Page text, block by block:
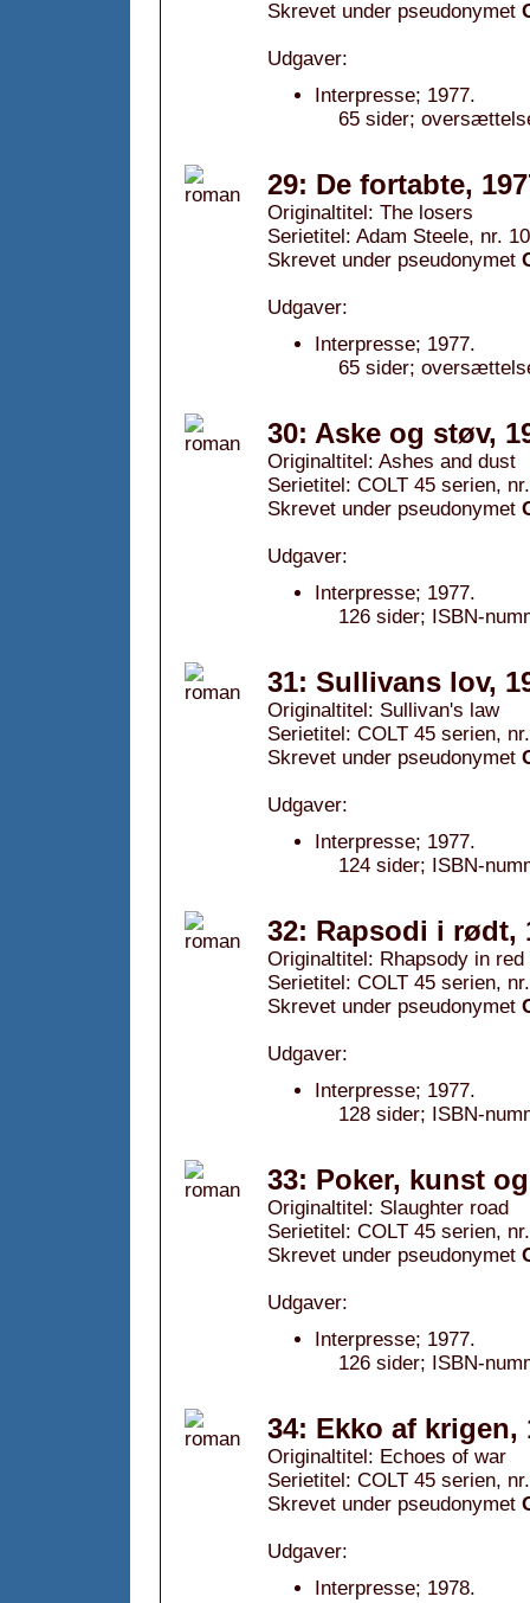
Skrevet under pseudonymet
Udgaver:
Interpresse; 1977.
65 sider;
29: De fortabte,
Originaltitel: The losers
Serietitel: Adam Steele, nr. 10
Skrevet under pseudonymet
Udgaver:
Interpresse; 1977.
65 sider;
30: Aske og støv,
Originaltitel: Ashes and dust
Serietitel: COLT 45 serien,
Skrevet under pseudonymet
Udgaver:
Interpresse; 1977.
126 sider; ISBN-
31: Sullivans lov,
Originaltitel: Sullivan's law
Serietitel: COLT 45 serien,
Skrevet under pseudonymet
Udgaver:
Interpresse; 1977.
124 sider; ISBN-
32: Rapsodi i rødt,
Originaltitel: Rhapsody in red
Serietitel: COLT 45 serien,
Skrevet under pseudonymet
Udgaver:
Interpresse; 1977.
128 sider; ISBN-
33: Poker, kunst
Originaltitel: Slaughter road
Serietitel: COLT 45 serien,
Skrevet under pseudonymet
Udgaver:
Interpresse; 1977.
126 sider; ISBN-
34: Ekko af krigen,
Originaltitel: Echoes of war
Serietitel: COLT 45 serien,
Skrevet under pseudonymet
Udgaver:
Interpresse; 1978.